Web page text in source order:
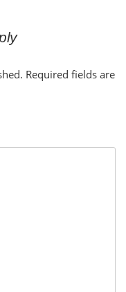
Required fields are